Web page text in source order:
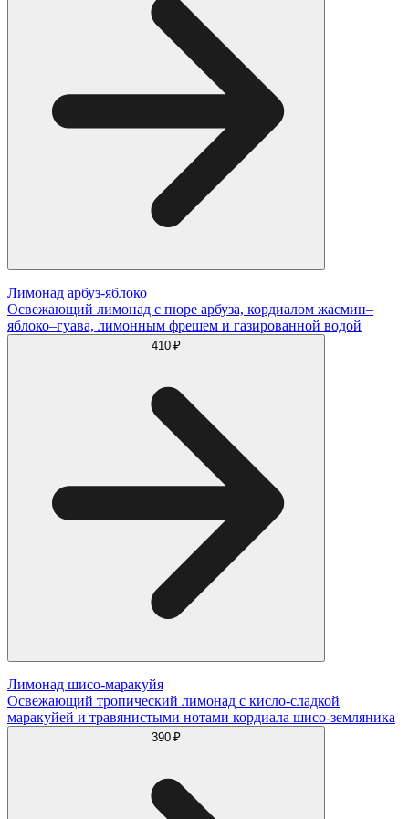
Лимонад арбуз-яблоко
Освежающий лимонад с пюре арбуза, кордиалом жасмин–
яблоко–гуава, лимонным фрешем и газированной водой
410 ₽
Лимонад шисо-маракуйя
Освежающий тропический лимонад с кисло-сладкой
маракуйей и травянистыми нотами кордиала шисо-земляника
390 ₽